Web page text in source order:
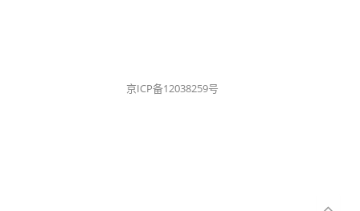
京ICP备12038259号